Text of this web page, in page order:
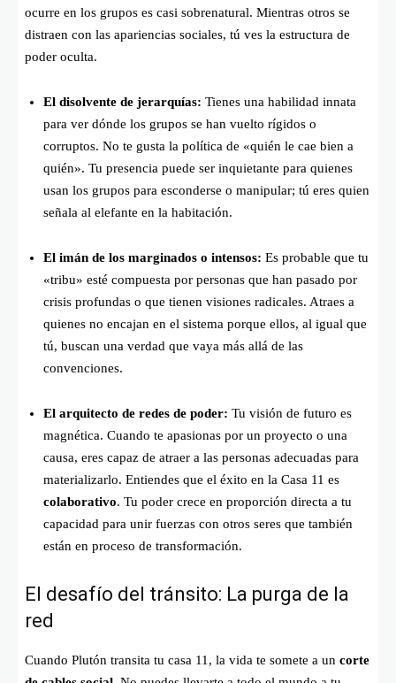
ocurre en los grupos es casi sobrenatural. Mientras otros se
distraen con las apariencias sociales, tú ves la estructura de
poder oculta.
El disolvente de jerarquías: Tienes una habilidad innata
para ver dónde los grupos se han vuelto rígidos o
corruptos. No te gusta la política de «quién le cae bien a
quién». Tu presencia puede ser inquietante para quienes
usan los grupos para esconderse o manipular; tú eres quien
señala al elefante en la habitación.
El imán de los marginados o intensos: Es probable que tu
«tribu» esté compuesta por personas que han pasado por
crisis profundas o que tienen visiones radicales. Atraes a
quienes no encajan en el sistema porque ellos, al igual que
tú, buscan una verdad que vaya más allá de las
convenciones.
El arquitecto de redes de poder: Tu visión de futuro es
magnética. Cuando te apasionas por un proyecto o una
causa, eres capaz de atraer a las personas adecuadas para
materializarlo. Entiendes que el éxito en la Casa 11 es
colaborativo. Tu poder crece en proporción directa a tu
capacidad para unir fuerzas con otros seres que también
están en proceso de transformación.
El desafío del tránsito: La purga de la
red
Cuando Plutón transita tu casa 11, la vida te somete a un corte